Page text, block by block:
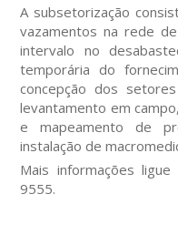
A subsetorização
vazamentos na rede
intervalo no
temporária do
concepção dos
levantamento em
e mapeamento de
instalação de
Mais informações
9555.